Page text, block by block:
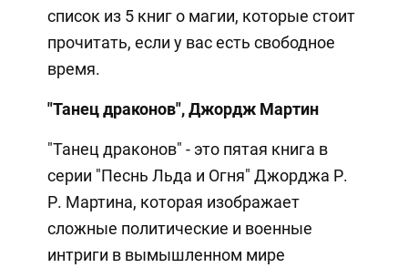
список из 5 книг о магии, которые стоит
прочитать, если у вас есть свободное
время.
"Танец драконов", Джордж Мартин
"Танец драконов" - это пятая книга в
серии "Песнь Льда и Огня" Джорджа Р.
Р. Мартина, которая изображает
сложные политические и военные
интриги в вымышленном мире